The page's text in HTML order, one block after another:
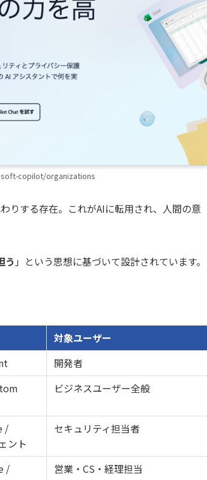
copilot/organizations
りする存在。これがAIに転用され、人間の意
う 」という思想に基づいて設計されています。
対象ユーザー
開発者
ビジネスユーザー全般
/
ント
セキュリティ担当者
/
営業・CS・経理担当